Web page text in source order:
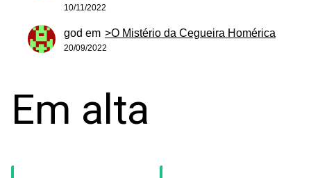
10/11/2022
god em >O Mistério da Cegueira Homérica
20/09/2022
Em alta